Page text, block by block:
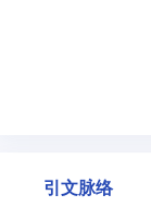
引文脉络